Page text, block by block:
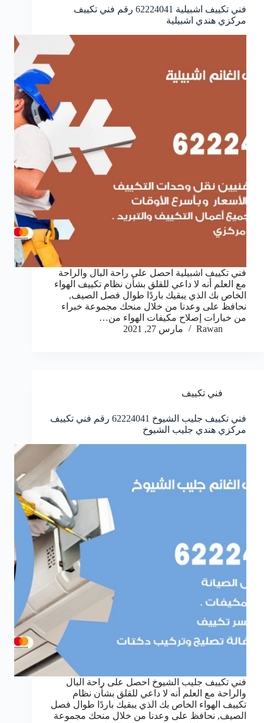
فني تكييف اشبيلية 62224041 رقم فني تكييف
مركزي هندي اشبيلية
فني تكييف اشبيلية احصل على راحة البال والراحة
مع العلم أنه لا داعي للقلق بشأن نظام تكييف الهواء
الخاص بك الذي يبقيك باردًا طوال فصل الصيف,
نحافظ على وعدنا من خلال منحك مجموعة خبراء
من خيارات إصلاح مكيفات الهواء من…
Rawan
مارس 27, 2021
فني تكييف
فني تكييف جليب الشيوخ 62224041 رقم فني تكييف
مركزي هندي جليب الشيوخ
فني تكييف جليب الشيوخ احصل على راحة البال
والراحة مع العلم أنه لا داعي للقلق بشأن نظام
تكييف الهواء الخاص بك الذي يبقيك باردًا طوال فصل
الصيف, نحافظ على وعدنا من خلال منحك مجموعة